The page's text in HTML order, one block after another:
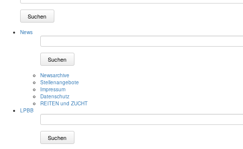
Suchen
News
Suchen
Newsarchive
Stellenangebote
Impressum
Datenschutz
REITEN und ZUCHT
LPBB
Suchen